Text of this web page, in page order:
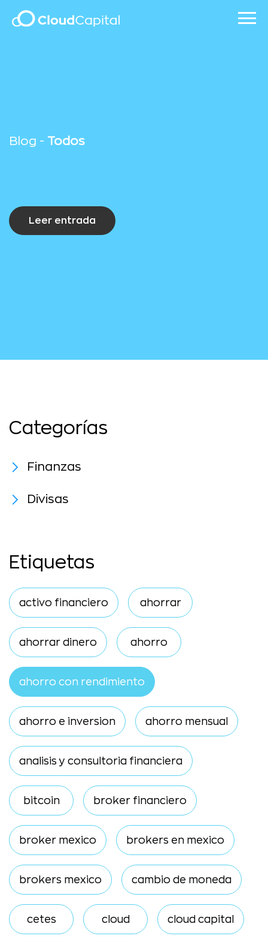
Blog - Todos
Leer entrada
Categorías
Finanzas
Divisas
Etiquetas
activo financiero ahorrar
ahorrar dinero ahorro
ahorro con rendimiento
ahorro e inversion ahorro mensual
analisis y consultoria financiera
bitcoin broker financiero
broker mexico brokers en mexico
brokers mexico cambio de moneda
cetes cloud cloud capital